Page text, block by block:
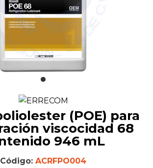
viscocidad 68
946 mL
Código: ACRFPO004